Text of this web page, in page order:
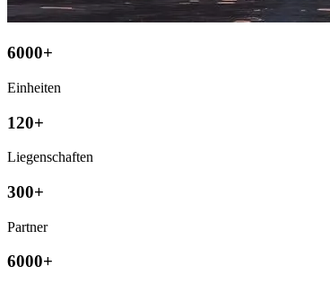
6000+
Einheiten
120+
Liegenschaften
300+
Partner
6000+